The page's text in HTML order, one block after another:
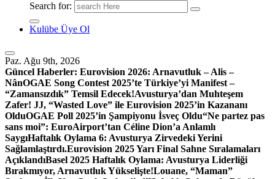
Search for:
Kulübe Üye Ol
Paz. Ağu 9th, 2026
Güncel Haberler: Eurovision 2026: Arnavutluk – Alis –
NânOGAE Song Contest 2025’te Türkiye’yi Manifest –
“Zamansızdık” Temsil Edecek!Avusturya’dan Muhteşem
Zafer! JJ, “Wasted Love” ile Eurovision 2025’in Kazananı
OlduOGAE Poll 2025’in Şampiyonu İsveç Oldu“Ne partez pas
sans moi”: EuroAirport’tan Céline Dion’a Anlamlı
SaygıHaftalık Oylama 6: Avusturya Zirvedeki Yerini
Sağlamlaştırdı.Eurovision 2025 Yarı Final Sahne Sıralamaları
AçıklandıBasel 2025 Haftalık Oylama: Avusturya Liderliği
Bırakmıyor, Arnavutluk Yükselişte!Louane, “Maman”